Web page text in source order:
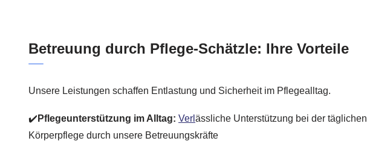
Betreuung durch Pflege-Schätzle: Ihre Vorteile
Unsere Leistungen schaffen Entlastung und Sicherheit im Pflegealltag.
✔️ Pflegeunterstützung im Alltag: Verl ässliche Unterstützung bei der täglichen
Körperpflege durch unsere Betreuungskräfte